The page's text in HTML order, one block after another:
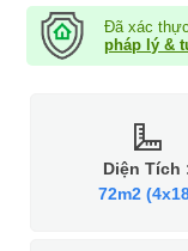
Đã xác
pháp lý &
Diện Tích
72m2